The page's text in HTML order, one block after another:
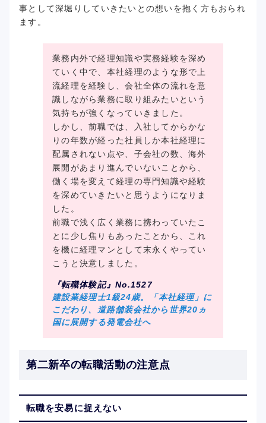
事として深堀りしていきたいとの想いを抱く方もおられ
ます。
業務内外で経理知識や実務経験を深め
ていく中で、本社経理のような形で上
流経理を経験し、会社全体の流れを意
識しながら業務に取り組みたいという
気持ちが強くなっていきました。
しかし、前職では、入社してからかな
りの年数が経った社員しか本社経理に
配属されない点や、子会社の数、海外
展開があまり進んでいないことから、
働く場を変えて経理の専門知識や経験
を深めていきたいと思うようになりま
した。
前職で浅く広く業務に携わっていたこ
とに少し焦りもあったことから、これ
を機に経理マンとして末永くやってい
こうと決意しました。
『転職体験記』No.1527
建設業経理士1級24歳。「本社経理」に
こだわり、道路舗装会社から世界20ヵ
国に展開する発電会社へ
第二新卒の転職活動の注意点
転職を安易に捉えない